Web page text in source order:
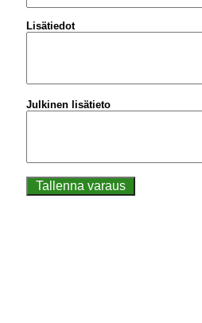
Lisätiedot
Julkinen lisätieto